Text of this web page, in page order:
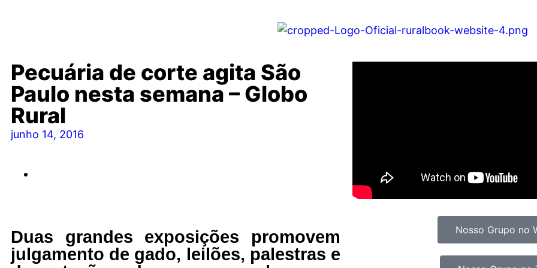
Pecuária de corte agita São
Paulo nesta semana – Globo
Rural
junho 14, 2016
Duas grandes exposições promovem
julgamento de gado, leilões, palestras e
Nosso Grupo no